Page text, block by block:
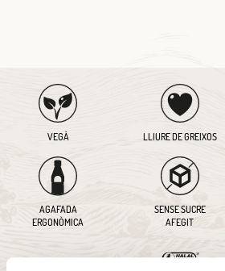
VEGÀ LLIURE DE GREIXOS
AGAFADA
ERGONÒMICA
SENSE SUCRE
AFEGIT